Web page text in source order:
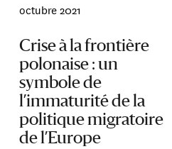
octubre 2021
Crise à la frontière
polonaise : un
symbole de
l’immaturité de la
politique migratoire
de l’Europe